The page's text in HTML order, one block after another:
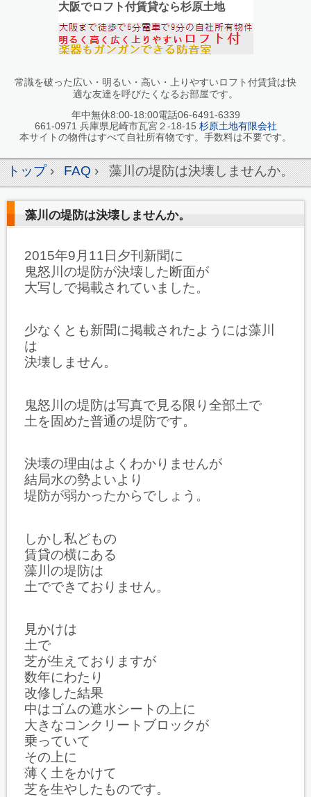
大阪でロフト付賃貸なら杉原土地
常識を破った広い・明るい・高い・上りやすいロフト付賃貸は快
適な友達を呼びたくなるお部屋です。
年中無休8:00-18:00電話06-6491-6339
661-0971 兵庫県尼崎市瓦宮２-18-15 杉原土地有限会社
本サイトの物件はすべて自社所有物です。手数料は不要です。
トップ› FAQ› 藻川の堤防は決壊しませんか。
藻川の堤防は決壊しませんか。
2015年9月11日夕刊新聞に
鬼怒川の堤防が決壊した断面が
大写しで掲載されていました。
少なくとも新聞に掲載されたようには藻川
は
決壊しません。
鬼怒川の堤防は写真で見る限り全部土で
土を固めた普通の堤防です。
決壊の理由はよくわかりませんが
結局水の勢よいより
堤防が弱かったからでしょう。
しかし私どもの
賃貸の横にある
藻川の堤防は
土でできておりません。
見かけは
土で
芝が生えておりますが
数年にわたり
改修した結果
中はゴムの遮水シートの上に
大きなコンクリートブロックが
乗っていて
その上に
薄く土をかけて
芝を生やしたものです。